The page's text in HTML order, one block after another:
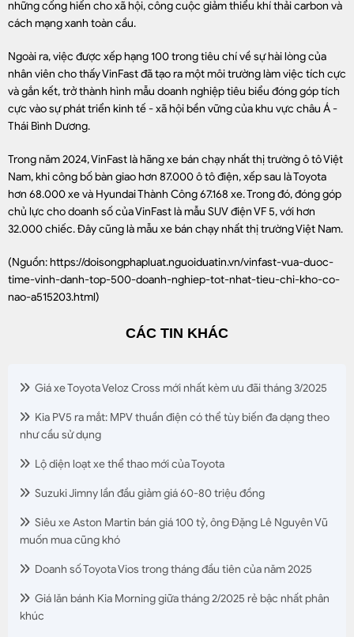
những cống hiến cho xã hội, công cuộc giảm thiểu khí thải carbon và
cách mạng xanh toàn cầu.
Ngoài ra, việc được xếp hạng 100 trong tiêu chí về sự hài lòng của
nhân viên cho thấy VinFast đã tạo ra một môi trường làm việc tích cực
và gắn kết, trở thành hình mẫu doanh nghiệp tiêu biểu đóng góp tích
cực vào sự phát triển kinh tế - xã hội bền vững của khu vực châu Á -
Thái Bình Dương.
Trong năm 2024, VinFast là hãng xe bán chạy nhất thị trường ô tô Việt
Nam, khi công bố bàn giao hơn 87.000 ô tô điện, xếp sau là Toyota
hơn 68.000 xe và Hyundai Thành Công 67.168 xe. Trong đó, đóng góp
chủ lực cho doanh số của VinFast là mẫu SUV điện VF 5, với hơn
32.000 chiếc. Đây cũng là mẫu xe bán chạy nhất thị trường Việt Nam.
(Nguồn:https://doisongphapluat.nguoiduatin.vn/vinfast-vua-duoc-
time-vinh-danh-top-500-doanh-nghiep-tot-nhat-tieu-chi-kho-co-
nao-a515203.html)
CÁC TIN KHÁC
Giá xe Toyota Veloz Cross mới nhất kèm ưu đãi tháng 3/2025
Kia PV5 ra mắt: MPV thuần điện có thể tùy biến đa dạng theo
như cầu sử dụng
Lộ diện loạt xe thể thao mới của Toyota
Suzuki Jimny lần đầu giảm giá 60-80 triệu đồng
Siêu xe Aston Martin bán giá 100 tỷ, ông Đặng Lê Nguyên Vũ
muốn mua cũng khó
Doanh số Toyota Vios trong tháng đầu tiên của năm 2025
Giá lăn bánh Kia Morning giữa tháng 2/2025 rẻ bậc nhất phân
khúc